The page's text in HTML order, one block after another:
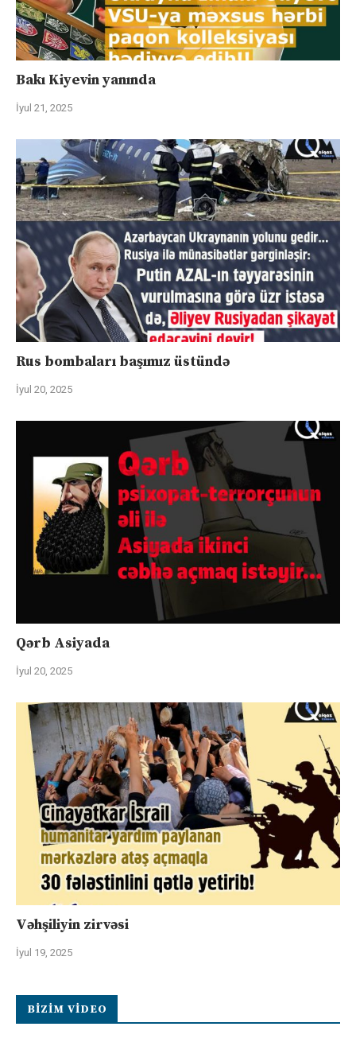
Bakı Kiyevin yanında
İyul 21, 2025
Rus bombaları başımız üstündə
İyul 20, 2025
Qərb Asiyada
İyul 20, 2025
Vəhşiliyin zirvəsi
İyul 19, 2025
BIZIM VIDEO